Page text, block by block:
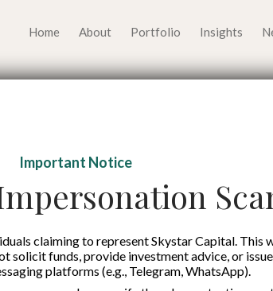
Home About Portfolio Insights
Otoritatif di
Published on: 21 Jun 2024
Indonesian
Important Notice
claiming to represent Skystar Capital. This
solicit funds, provide investment advice, or
platforms (e.g., Telegram, WhatsApp).